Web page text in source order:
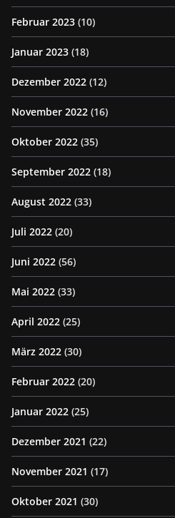
Februar 2023 (10)
Januar 2023 (18)
Dezember 2022 (12)
November 2022 (16)
Oktober 2022 (35)
September 2022 (18)
August 2022 (33)
Juli 2022 (20)
Juni 2022 (56)
Mai 2022 (33)
April 2022 (25)
März 2022 (30)
Februar 2022 (20)
Januar 2022 (25)
Dezember 2021 (22)
November 2021 (17)
Oktober 2021 (30)